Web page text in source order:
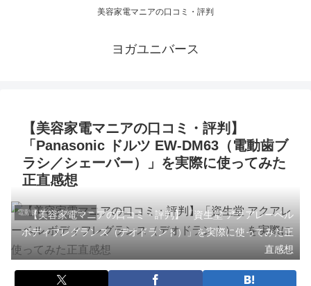
美容家電マニアの口コミ・評判
ヨガユニバース
【美容家電マニアの口コミ・評判】
「Panasonic ドルツ EW-DM63（電動歯ブ
ラシ／シェーバー）」を実際に使ってみた
正直感想
電動歯ブラシのレビュー
【美容家電マニアの口コミ・評判】「資生堂 アクアレーベル
ボディフレグランス（デオドラント）」を実際に使ってみた正
直感想